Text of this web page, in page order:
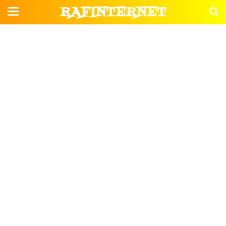
RAFINTERNET